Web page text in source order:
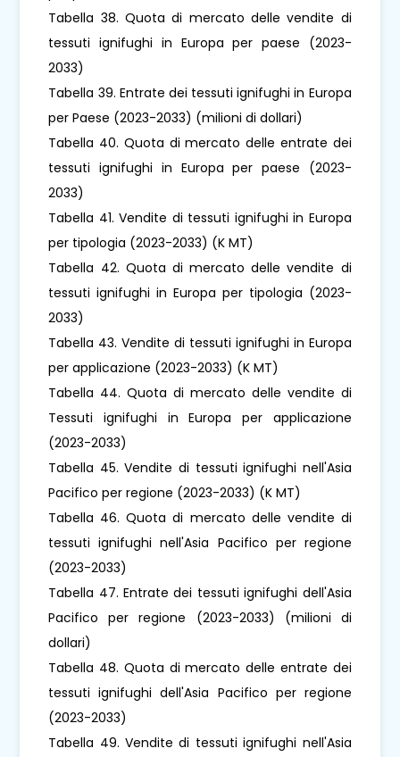
Tabella 38. Quota di mercato delle vendite di
tessuti ignifughi in Europa per paese (2023-
2033)
Tabella 39. Entrate dei tessuti ignifughi in Europa
per Paese (2023-2033) (milioni di dollari)
Tabella 40. Quota di mercato delle entrate dei
tessuti ignifughi in Europa per paese (2023-
2033)
Tabella 41. Vendite di tessuti ignifughi in Europa
per tipologia (2023-2033) (K MT)
Tabella 42. Quota di mercato delle vendite di
tessuti ignifughi in Europa per tipologia (2023-
2033)
Tabella 43. Vendite di tessuti ignifughi in Europa
per applicazione (2023-2033) (K MT)
Tabella 44. Quota di mercato delle vendite di
Tessuti ignifughi in Europa per applicazione
(2023-2033)
Tabella 45. Vendite di tessuti ignifughi nell'Asia
Pacifico per regione (2023-2033) (K MT)
Tabella 46. Quota di mercato delle vendite di
tessuti ignifughi nell'Asia Pacifico per regione
(2023-2033)
Tabella 47. Entrate dei tessuti ignifughi dell'Asia
Pacifico per regione (2023-2033) (milioni di
dollari)
Tabella 48. Quota di mercato delle entrate dei
tessuti ignifughi dell'Asia Pacifico per regione
(2023-2033)
Tabella 49. Vendite di tessuti ignifughi nell'Asia